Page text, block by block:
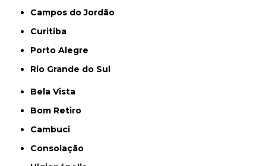
Campos do Jordão
Curitiba
Porto Alegre
Rio Grande do Sul
Bela Vista
Bom Retiro
Cambuci
Consolação